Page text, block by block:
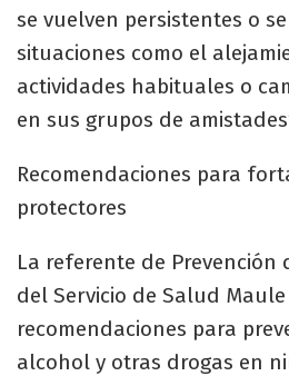
se vuelven persistentes o
situaciones como el
actividades habituales o
en sus grupos de
Recomendaciones para
protectores
La referente de Prevención
del Servicio de Salud
recomendaciones para
alcohol y otras drogas en